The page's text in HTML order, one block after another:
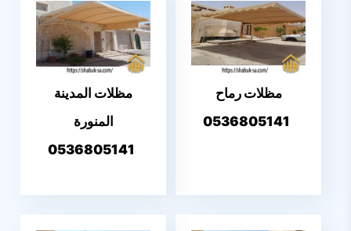
مظلات رماح
0536805141
مظلات المدينة
المنورة
0536805141